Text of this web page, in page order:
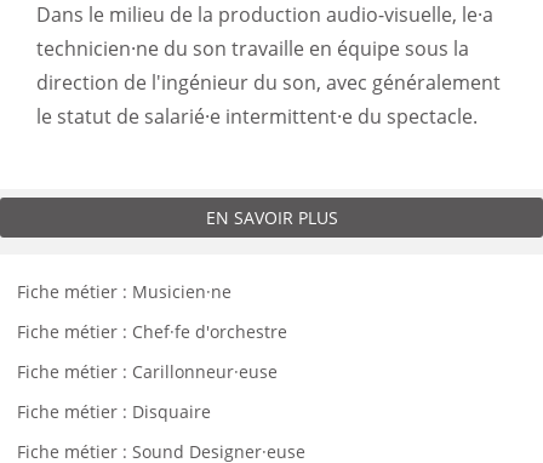
Dans le milieu de la production audio-visuelle, le·a
technicien·ne du son travaille en équipe sous la
direction de l'ingénieur du son, avec généralement
le statut de salarié·e intermittent·e du spectacle.
EN SAVOIR PLUS
Fiche métier : Musicien·ne
Fiche métier : Chef·fe d'orchestre
Fiche métier : Carillonneur·euse
Fiche métier : Disquaire
Fiche métier : Sound Designer·euse